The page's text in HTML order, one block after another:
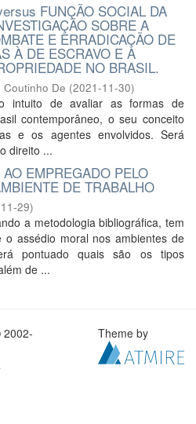
FUNÇÃO SOCIAL DA
SOBRE A
E ERRADICAÇÃO DE
À DE ESCRAVO E A
NO BRASIL.
De (2021-11-30)
intuito de avaliar as formas de
contemporâneo, o seu conceito
e os agentes envolvidos. Será
direito ...
EMPREGADO PELO
DE TRABALHO
29)
a metodologia bibliográfica, tem
assédio moral nos ambientes de
pontuado quais são os tipos
de ...
2002-
Theme by